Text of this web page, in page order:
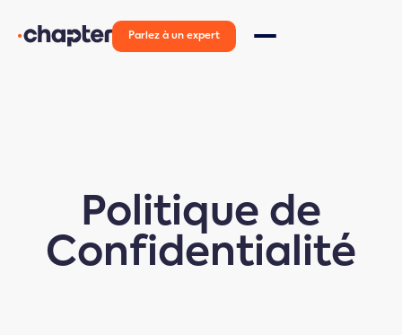
Parlez à un expert
Politique de
Confidentialité